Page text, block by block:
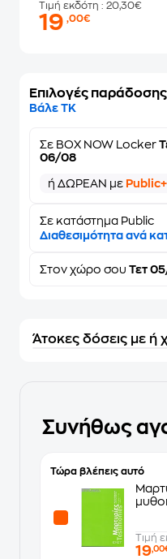
Τιμή εκδότη : 20,30€
19,00€
Επιλογές παράδοσης
Βάλε ΤΚ
Σε BOX NOW Locker
06/08
ή ΔΩΡΕΑΝ με
Σε κατάστημα Public
Διαθεσιμότητα ανά
Στον χώρο σου Τετ
Άτοκες δόσεις με ή
Συνήθως
Τώρα βλέπεις αυτό
Τιμή
19